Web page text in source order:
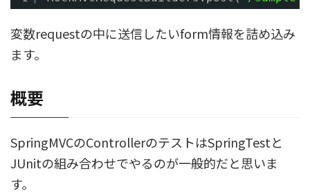
変数requestの中に送信したいform情報を詰め込み
ます。
概要
SpringMVCのControllerのテストはSpringTestと
JUnitの組み合わせでやるのが一般的だと思いま
す。